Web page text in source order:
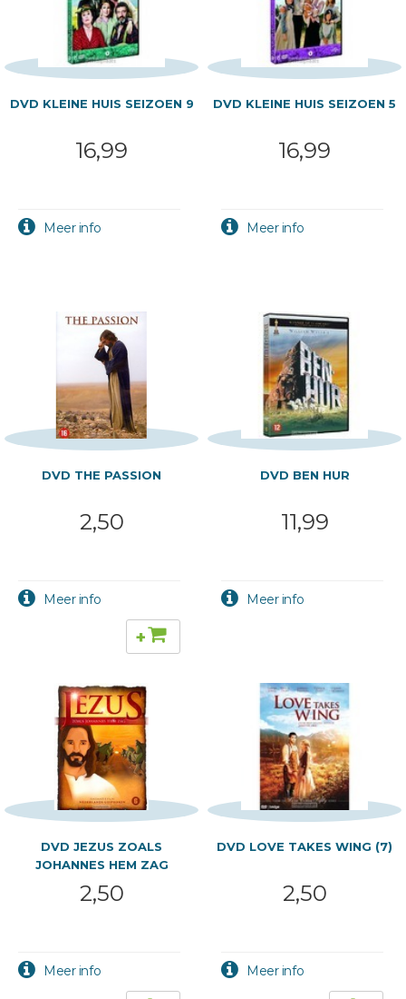
DVD KLEINE HUIS SEIZOEN 9
16,99
DVD KLEINE HUIS SEIZOEN 5
16,99
DVD THE PASSION
2,50
+
DVD BEN HUR
11,99
DVD JEZUS ZOALS
JOHANNES HEM ZAG
2,50
DVD LOVE TAKES WING (7)
2,50